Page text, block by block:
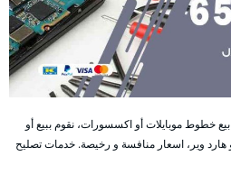
خطوط موبايلات أو اكسسورات، نقوم ببيع أو
وير، اسعار منافسة و رخيصة. خدمات تصليح